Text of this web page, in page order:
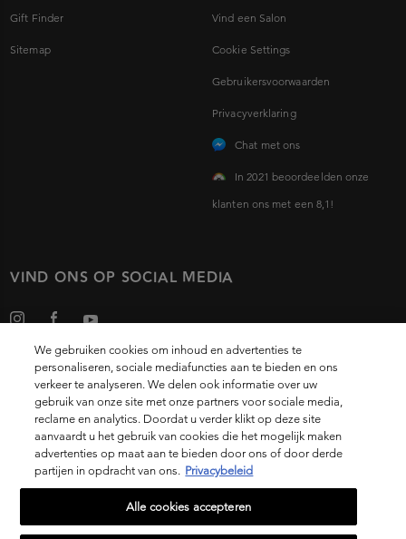
Gift Finder
Sitemap
Vind een Salon
Cookie Settings
Gebruikersvoorwaarden
Privacyverklaring
Chat met ons
In 2021 beoordeelden onze
klanten ons met een 8,1!
VIND ONS OP SOCIAL MEDIA
Choose your country
14, rue Royale 75008 PARIS
We gebruiken cookies om inhoud en advertenties te
personaliseren, sociale mediafuncties aan te bieden en ons
verkeer te analyseren. We delen ook informatie over uw
gebruik van onze site met onze partners voor sociale media,
reclame en analytics. Doordat u verder klikt op deze site
aanvaardt u het gebruik van cookies die het mogelijk maken
advertenties op maat aan te bieden door ons of door derde
partijen in opdracht van ons. Privacybeleid
Alle cookies accepteren